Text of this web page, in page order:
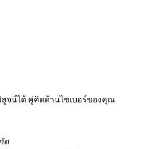
พิสูจน์ได้ คู่คิดด้านไซเบอร์ของคุณ
ด